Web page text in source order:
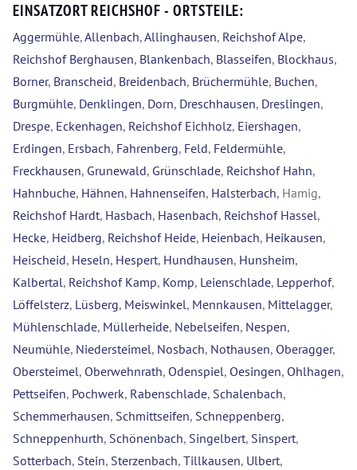
EINSATZORT REICHSHOF - ORTSTEILE:
Aggermühle,Allenbach,Allinghausen, Reichshof Alpe,
Reichshof Berghausen, Blankenbach, Blasseifen, Blockhaus,
Borner, Branscheid, Breidenbach, Brüchermühle, Buchen,
Burgmühle, Denklingen, Dorn, Dreschhausen, Dreslingen,
Drespe, Eckenhagen, Reichshof Eichholz, Eiershagen,
Erdingen, Ersbach, Fahrenberg, Feld, Feldermühle,
Freckhausen, Grunewald, Grünschlade, Reichshof Hahn,
Hahnbuche, Hähnen, Hahnenseifen, Halsterbach, Hamig,
Reichshof Hardt, Hasbach, Hasenbach, Reichshof Hassel,
Hecke, Heidberg, Reichshof Heide, Heienbach, Heikausen,
Heischeid, Heseln, Hespert, Hundhausen, Hunsheim,
Kalbertal, Reichshof Kamp, Komp, Leienschlade, Lepperhof,
Löffelsterz, Lüsberg, Meiswinkel, Mennkausen, Mittelagger,
Mühlenschlade, Müllerheide, Nebelseifen, Nespen,
Neumühle, Niedersteimel, Nosbach, Nothausen, Oberagger,
Obersteimel, Oberwehnrath, Odenspiel, Oesingen, Ohlhagen,
Pettseifen, Pochwerk, Rabenschlade, Schalenbach,
Schemmerhausen, Schmittseifen, Schneppenberg,
Schneppenhurth, Schönenbach, Singelbert, Sinspert,
Sotterbach, Stein, Sterzenbach, Tillkausen, Ulbert,